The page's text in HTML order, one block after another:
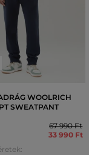
WOOLRICH
SWEATPANT
67 990 Ft
33 990 Ft